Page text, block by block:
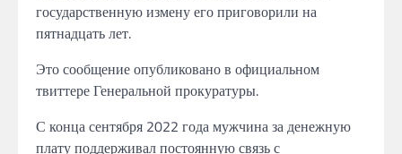
государственную изменуего приговорили на
пятнадцать лет.
Это сообщение опубликовано в официальном
твиттере Генеральной прокуратуры.
С конца сентября 2022 года мужчина заденежную
платуподдерживал постоянную связь с